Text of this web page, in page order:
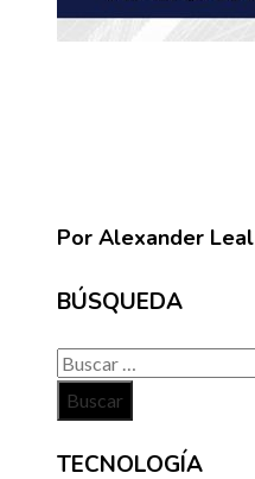
Por Alexander Leal
BÚSQUEDA
Buscar:
TECNOLOGÍA